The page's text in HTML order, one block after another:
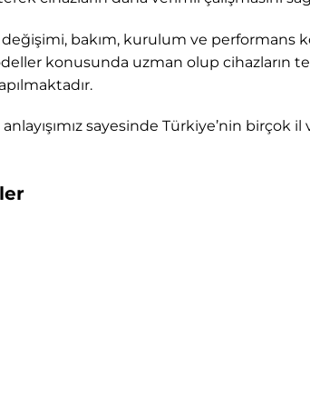
değişimi, bakım, kurulum ve
konusunda uzman olup cihazların
sayesinde Türkiye’nin birçok